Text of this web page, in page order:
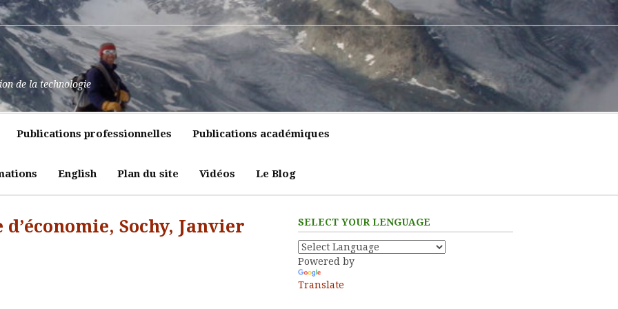
de la technologie
Publications professionnelles Publications académiques
English Plan du site Vidéos Le Blog
Sochy, Janvier
SELECT YOUR LENGUAGE
Powered by
Translate